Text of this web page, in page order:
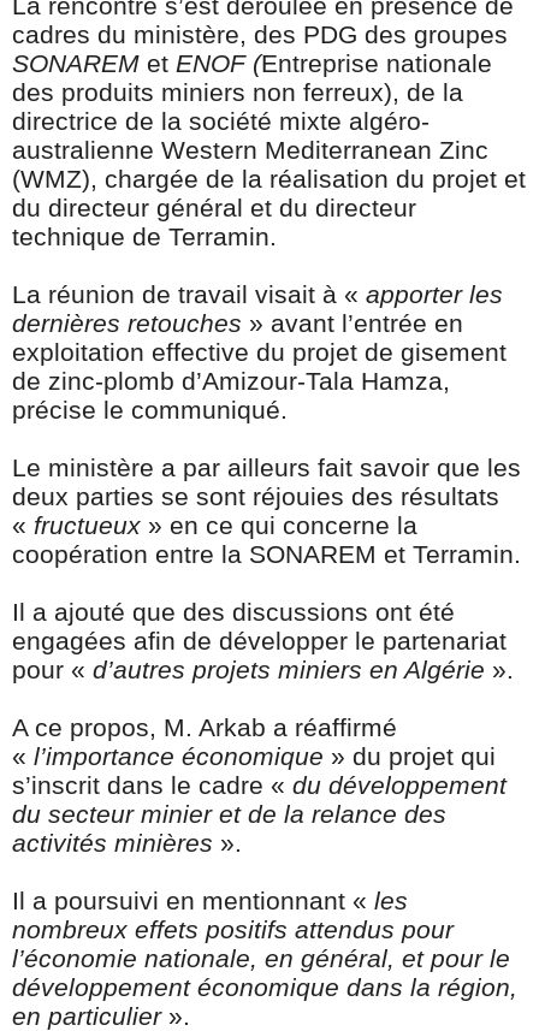
cadres du ministère, des PDG des groupes
SONAREM et ENOF (Entreprise nationale
des produits miniers non ferreux), de la
directrice de la société mixte algéro-
australienne Western Mediterranean Zinc
(WMZ), chargée de la réalisation du projet et
du directeur général et du directeur
technique de Terramin.
La réunion de travail visait à « apporter les
dernières retouches » avant l’entrée en
exploitation effective du projet de gisement
de zinc-plomb d’Amizour-Tala Hamza,
précise le communiqué.
Le ministère a par ailleurs fait savoir que les
deux parties se sont réjouies des résultats
« fructueux » en ce qui concerne la
coopération entre la SONAREM et Terramin.
Il a ajouté que des discussions ont été
engagées afin de développer le partenariat
pour « d’autres projets miniers en Algérie ».
A ce propos, M. Arkab a réaffirmé
« l’importance économique » du projet qui
s’inscrit dans le cadre « du développement
du secteur minier et de la relance des
activités minières ».
Il a poursuivi en mentionnant « les
nombreux effets positifs attendus pour
l’économie nationale, en général, et pour le
développement économique dans la région,
en particulier ».